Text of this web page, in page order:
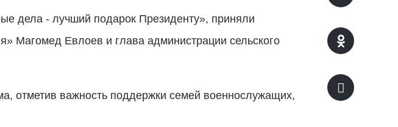
дела - лучший подарок Президенту», приняли
Магомед Евлоев и глава администрации сельского
отметив важность поддержки семей военнослужащих,